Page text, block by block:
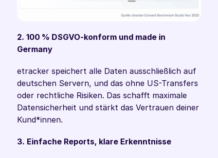
2. 100 % DSGVO-konform und made in
Germany
etracker speichert alle Daten ausschließlich auf
deutschen Servern, und das ohne US-Transfers
oder rechtliche Risiken. Das schafft maximale
Datensicherheit und stärkt das Vertrauen deiner
Kund*innen.
3. Einfache Reports, klare Erkenntnisse